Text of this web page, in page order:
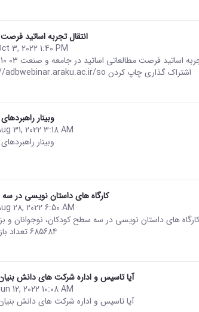
انتقال تجربه اساتید
comes from the Persian version of this content.
3, 2022 1:40 PM
بازدید : 1036 لینک دسترسی: http://adbwebinar.araku.ac.ir/so اشتراک گذاری چاپ کردن
وبینار
comes from the Persian version of this content.
31, 2022 3:18 AM
وبینار
کارگاه های داستان نویسی در
comes from the Persian version of this content.
28, 2022 6:50 AM
685684 تعداد بازدید : 908 اشتراک گذاری چاپ کردن
آیا تاسیس و اداره شرکت های دانش
comes from the Persian version of this content.
12, 2022 10:08 AM
آیا تاسیس و اداره شرکت های دانش